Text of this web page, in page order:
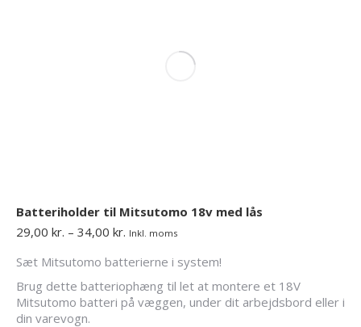
Batteriholder til Mitsutomo 18v med lås
29,00 kr. – 34,00 kr. Prisinterval:
til
34,00 kr.
Inkl. moms
Sæt Mitsutomo batterierne i system!
Brug dette batteriophæng til let at montere et 18V
Mitsutomo batteri på væggen, under dit arbejdsbord eller i
din varevogn.